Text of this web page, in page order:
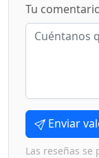
Tu
Enviar
Las reseñas